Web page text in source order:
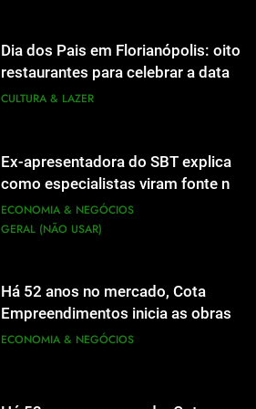
Ex-apresentadora do SBT explica
como especialistas viram fonte na
Dia dos Pais em Florianópolis: oito
restaurantes para celebrar a data
em família
CULTURA & LAZER
Ex-apresentadora do SBT explica
como especialistas viram fonte na
mídia
ECONOMIA & NEGÓCIOS
GERAL (NÃO USAR)
Há 52 anos no mercado, Cota
Empreendimentos inicia as obras
do Cota 365 e apresenta uma nova
ECONOMIA & NEGÓCIOS